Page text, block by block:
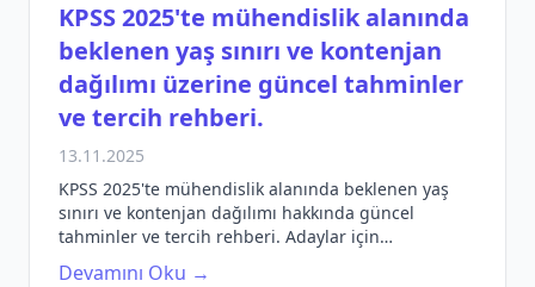
KPSS 2025'te mühendislik alanında
beklenen yaş sınırı ve kontenjan
dağılımı üzerine güncel tahminler
ve tercih rehberi.
13.11.2025
KPSS 2025'te mühendislik alanında beklenen yaş
sınırı ve kontenjan dağılımı hakkında güncel
tahminler ve tercih rehberi. Adaylar için
bilgilendirici bilgiler.
Devamını Oku →